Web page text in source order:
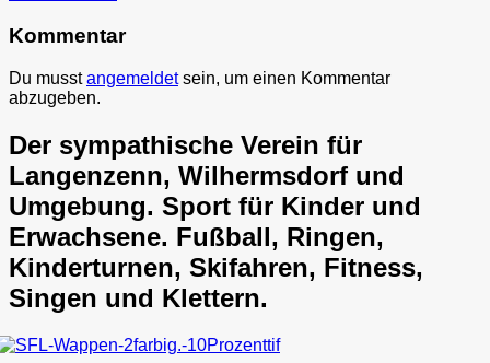
Kommentar
Du musstangemeldetsein, um einen Kommentar
abzugeben.
Der sympathische Verein für
Langenzenn, Wilhermsdorf und
Umgebung. Sport für Kinder und
Erwachsene. Fußball, Ringen,
Kinderturnen, Skifahren, Fitness,
Singen und Klettern.